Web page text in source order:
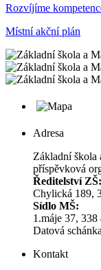
Rozvíjíme
Místní akční plán
Adresa
Základní škola
příspěvková
Ředitelství ZŠ:
Chylická 189,
Sídlo MŠ:
1.máje 37,
Datová
Kontakt